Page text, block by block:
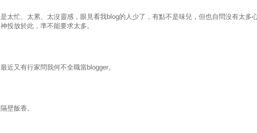
是太忙、太累、太沒靈感，眼見看我blog的人少了，有點不是味兒，但也自問沒有太多
神投放於此，準不能要求太多。
最近又有行家問我何不全職當blogger。
隔壁飯香。